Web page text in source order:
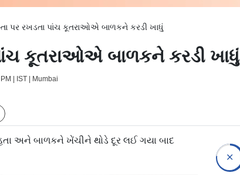
પર રખડતા પાંચ કૂતરાઓએ બાળકને કરડી ખાધું
પાંચ કૂતરાઓએ બાળકને કરડી ખાધું
| IST | Mumbai
અને બાળકને ખેંચીને થોડે દૂર લઈ ગયા બાદ